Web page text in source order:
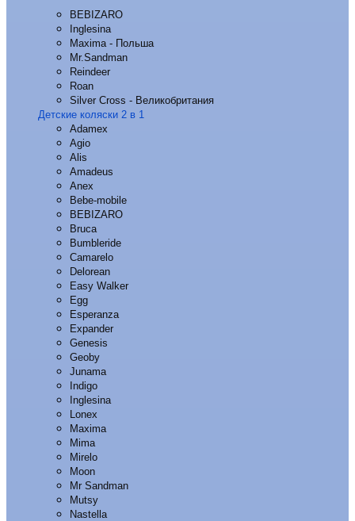
BEBIZARO
Inglesina
Maxima - Польша
Mr.Sandman
Reindeer
Roan
Silver Cross - Великобритания
Детские коляски 2 в 1
Adamex
Agio
Alis
Amadeus
Anex
Bebe-mobile
BEBIZARO
Bruca
Bumbleride
Camarelo
Delorean
Easy Walker
Egg
Esperanza
Expander
Genesis
Geoby
Junama
Indigo
Inglesina
Lonex
Maxima
Mima
Mirelo
Moon
Mr Sandman
Mutsy
Nastella